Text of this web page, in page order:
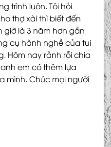
trình luôn. Tôi hỏi
thợ xài thì biết đến
giờ là 3 năm hơn gần
cụ hành nghề của tui
Hôm nay rảnh rỗi chia
em có thêm lựa
mình. Chúc mọi người